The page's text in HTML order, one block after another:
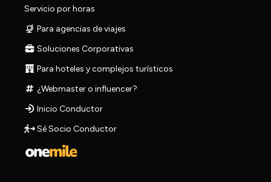
Servicio por horas
Para agencias de viajes
Soluciones Corporativas
Para hoteles y complejos turísticos
¿Webmaster o influencer?
Inicio Conductor
Sé Socio Conductor